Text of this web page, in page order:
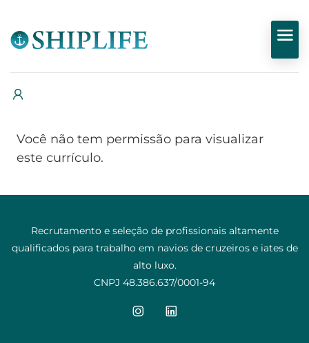
Você não tem permissão para visualizar
este currículo.
Recrutamento e seleção de profissionais altamente
qualificados para trabalho em navios de cruzeiros e iates de
alto luxo.
CNPJ 48.386.637/0001-94